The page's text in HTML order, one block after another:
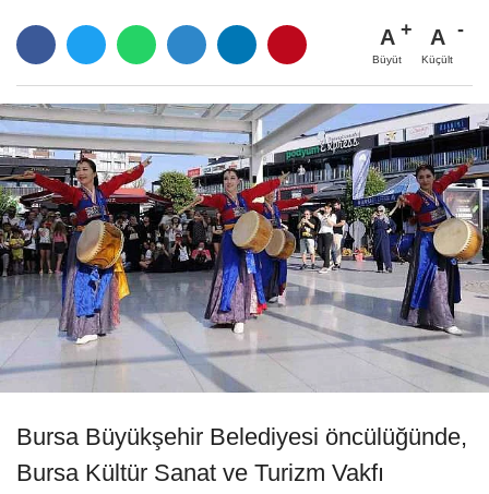
A
Büyüt
A
Küçült
Bursa Büyükşehir Belediyesi öncülüğünde,
Bursa Kültür Sanat ve Turizm Vakfı